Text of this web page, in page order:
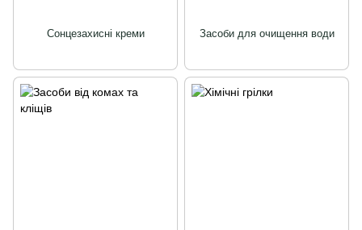
Сонцезахисні креми Засоби для очищення води